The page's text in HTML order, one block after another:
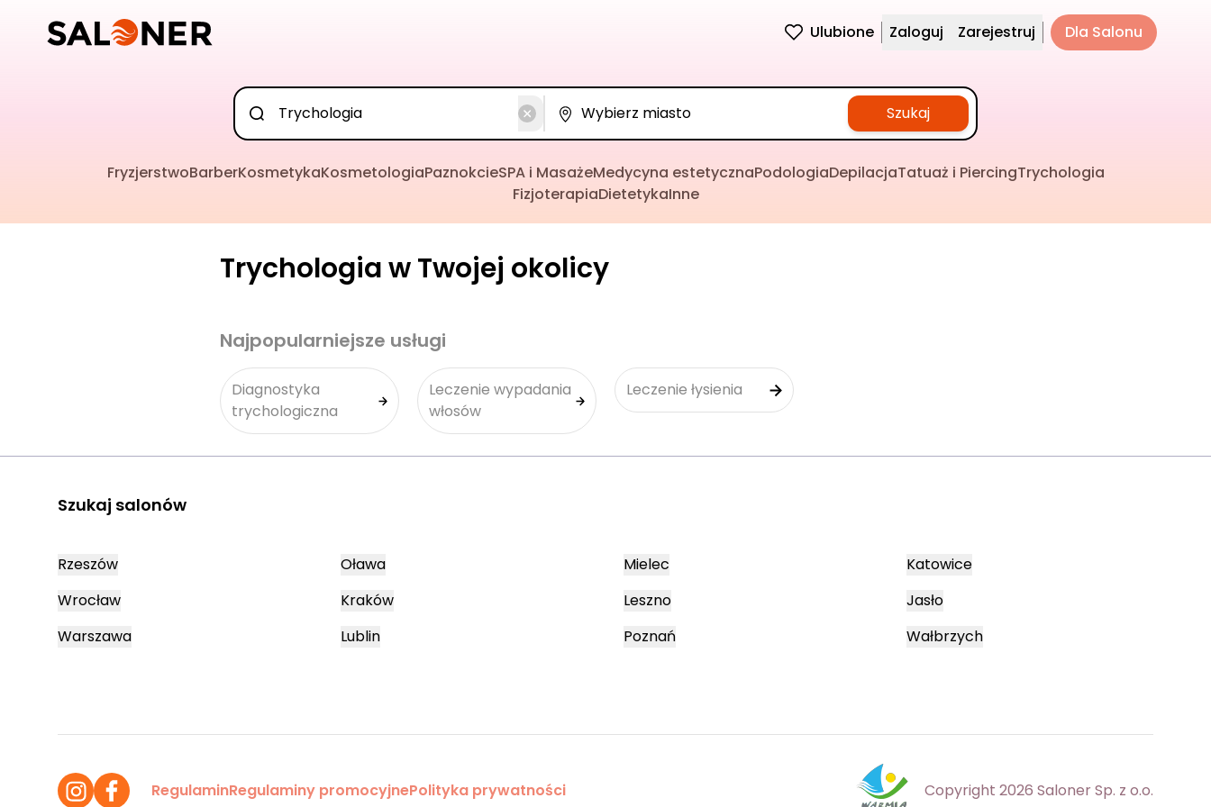
Ulubione Zaloguj Zarejestruj Dla Salonu
Szukaj
FryzjerstwoBarberKosmetykaKosmetologiaPaznokcieSPA i MasażeMedycyna estetycznaPodologiaDepilacjaTatuaż i PiercingTrychologia
FizjoterapiaDietetykaInne
Trychologia w Twojej okolicy
Najpopularniejsze usługi
Diagnostyka
trychologiczna
Leczenie wypadania
włosów
Leczenie łysienia
Szukaj salonów
Rzeszów
Wrocław
Warszawa
Oława
Kraków
Lublin
Mielec
Leszno
Poznań
Katowice
Jasło
Wałbrzych
RegulaminRegulaminy promocyjnePolityka prywatności Copyright 2026 Saloner Sp. z o.o.